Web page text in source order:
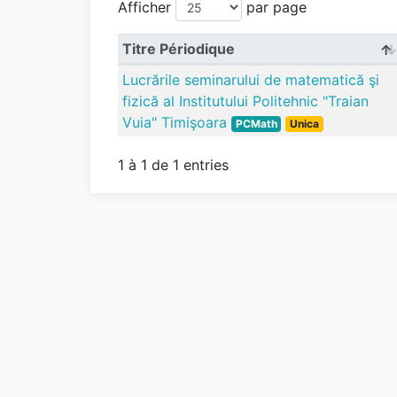
Afficher par page
Titre Périodique
Lucrările seminarului de matematică şi
fizică al Institutului Politehnic "Traian
Vuia" Timişoara
PCMath Unica
1 à 1 de 1 entries